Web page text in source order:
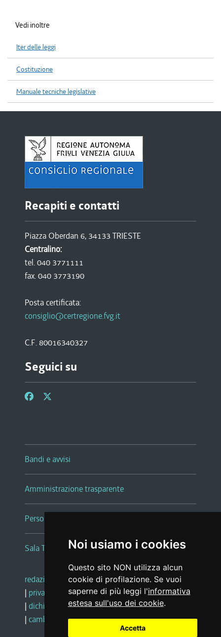
Noi usiamo i cookies
Questo sito NON utilizza alcun
cookie di profilazione. Se vuoi
saperne di più leggi l'informativa
estesa sull'uso dei cookie.
Accetta
Vedi inoltre
Iter delle leggi
Costituzione
Manuale tecniche legislative
Recapiti e contatti
Piazza Oberdan 6, 34133 TRIESTE
Centralino:
tel. 040 3771111
fax. 040 3773190
Posta certificata:
consiglio@certregione.fvg.it
C.F. 80016340327
Seguici su
Bandi e avvisi
Amministrazione trasparente
Persone e Uffici
Sala Tiziano Tessitori
redazione web |note legali |glossario
| privacy
social media policy
| dichiarazione di accessibilità |feedback
| cambio preferenze cookie